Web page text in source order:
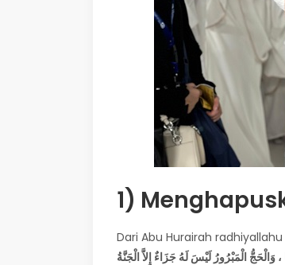
1)
وَالْحَجُّ الْمَبْرُورُ لَيْسَ لَهُ جَزَاءٌ إِلاَّ الْجَنَّةُ